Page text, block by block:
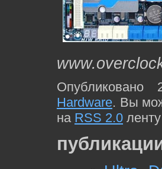
Hardware. Вы
на RSS 2.0